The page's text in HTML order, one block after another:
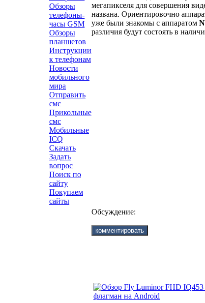
Обзоры
телефоны-
часы GSM
Обзоры
планшетов
Инструкции
к телефонам
Новости
мобильного
мира
Отправить
смс
Прикольные
смс
Мобильные
ICQ
Скачать
Задать
вопрос
Поиск по
сайту
Покупаем
сайты
мегапикселя для совершения
названа. Ориентировочно
уже были знакомы с аппаратом
различия будут состоять в
Обсуждение: